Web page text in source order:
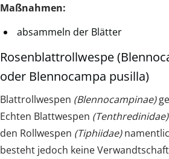
Maßnahmen:
absammeln der Blätter
Rosenblattrollwespe
oder Blennocampa pusilla)
Blattrollwespen (Blennocampinae)
Echten Blattwespen (Tenthredinidae)
den Rollwespen (Tiphiidae)
besteht jedoch keine